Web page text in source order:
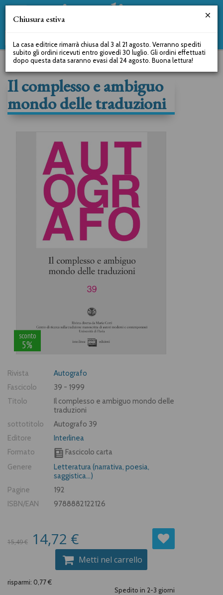
Il complesso e ambiguo
mondo delle traduzioni
sconto
5%
Rivista
Autografo
Fascicolo
39 - 1999
Titolo
Il complesso e ambiguo mondo delle
traduzioni
sottotitolo
Autografo 39
Editore
Interlinea
Formato
Fascicolo carta
Genere
Letteratura (narrativa, poesia,
saggistica...)
Pagine
192
ISBN/EAN
9788882122126
15,49 € 14,72 €
Metti nel carrello
risparmi: 0,77 €
Spedito in 2-3 giorni
Chiusura estiva
La casa editrice rimarrà chiusa dal 3 al 21 agosto. Verranno spediti
subito gli ordini ricevuti entro giovedì 30 luglio. Gli ordini effettuati
dopo questa data saranno evasi dal 24 agosto. Buona lettura!